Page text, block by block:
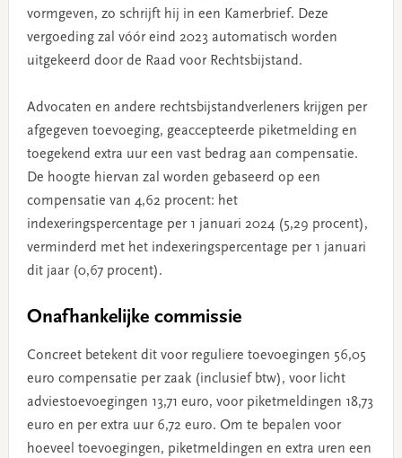
vormgeven, zo schrijft hij in een Kamerbrief. Deze
vergoeding zal vóór eind 2023 automatisch worden
uitgekeerd door de Raad voor Rechtsbijstand.
Advocaten en andere rechtsbijstandverleners krijgen per
afgegeven toevoeging, geaccepteerde piketmelding en
toegekend extra uur een vast bedrag aan compensatie.
De hoogte hiervan zal worden gebaseerd op een
compensatie van 4,62 procent: het
indexeringspercentage per 1 januari 2024 (5,29 procent),
verminderd met het indexeringspercentage per 1 januari
dit jaar (0,67 procent).
Onafhankelijke commissie
Concreet betekent dit voor reguliere toevoegingen 56,05
euro compensatie per zaak (inclusief btw), voor licht
adviestoevoegingen 13,71 euro, voor piketmeldingen 18,73
euro en per extra uur 6,72 euro. Om te bepalen voor
hoeveel toevoegingen, piketmeldingen en extra uren een